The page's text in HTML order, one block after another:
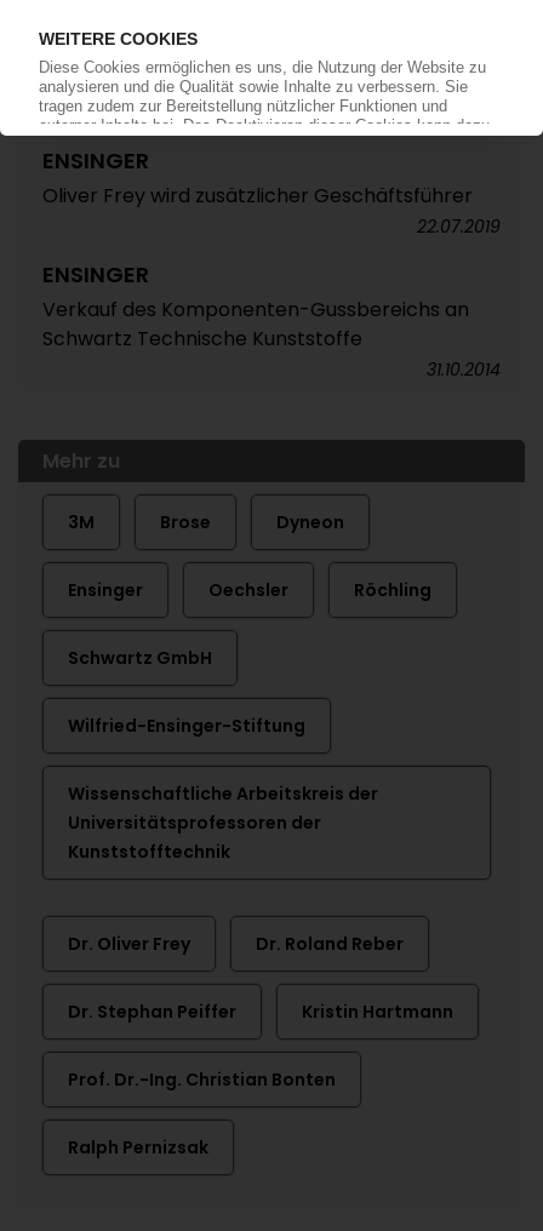
ENSINGER
Oliver Frey wird zusätzlicher Geschäftsführer
22.07.2019
ENSINGER
Verkauf des Komponenten-Gussbereichs an
Schwartz Technische Kunststoffe
31.10.2014
Mehr zu
3M Brose Dyneon
Ensinger Oechsler Röchling
Schwartz GmbH
Wilfried-Ensinger-Stiftung
Wissenschaftliche Arbeitskreis der
Universitätsprofessoren der
Kunststofftechnik
Dr. Oliver Frey Dr. Roland Reber
Dr. Stephan Peiffer Kristin Hartmann
Prof. Dr.-Ing. Christian Bonten
Ralph Pernizsak